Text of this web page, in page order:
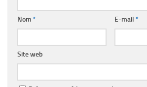
Nom * E-mail *
Site web